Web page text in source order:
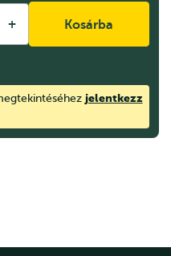
+ Kosárba
jelentkezz